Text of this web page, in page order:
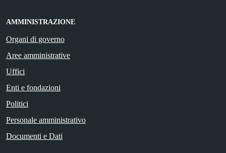
AMMINISTRAZIONE
Organi di governo
Aree amministrative
Uffici
Enti e fondazioni
Politici
Personale amministrativo
Documenti e Dati